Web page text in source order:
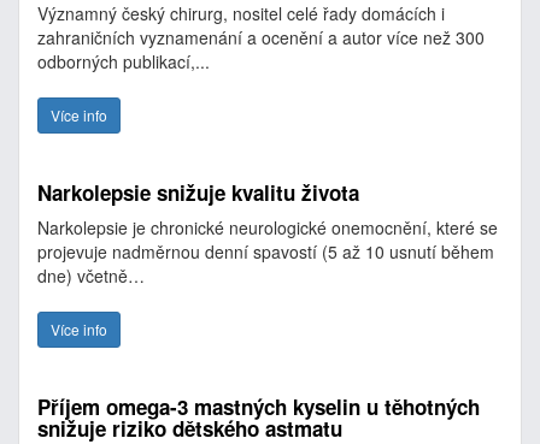
Významný český chirurg, nositel celé řady domácích i
zahraničních vyznamenání a ocenění a autor více než 300
odborných publikací,...
Více info
Narkolepsie snižuje kvalitu života
Narkolepsie je chronické neurologické onemocnění, které se
projevuje nadměrnou denní spavostí (5 až 10 usnutí během
dne) včetně…
Více info
Příjem omega-3 mastných kyselin u těhotných
snižuje riziko dětského astmatu